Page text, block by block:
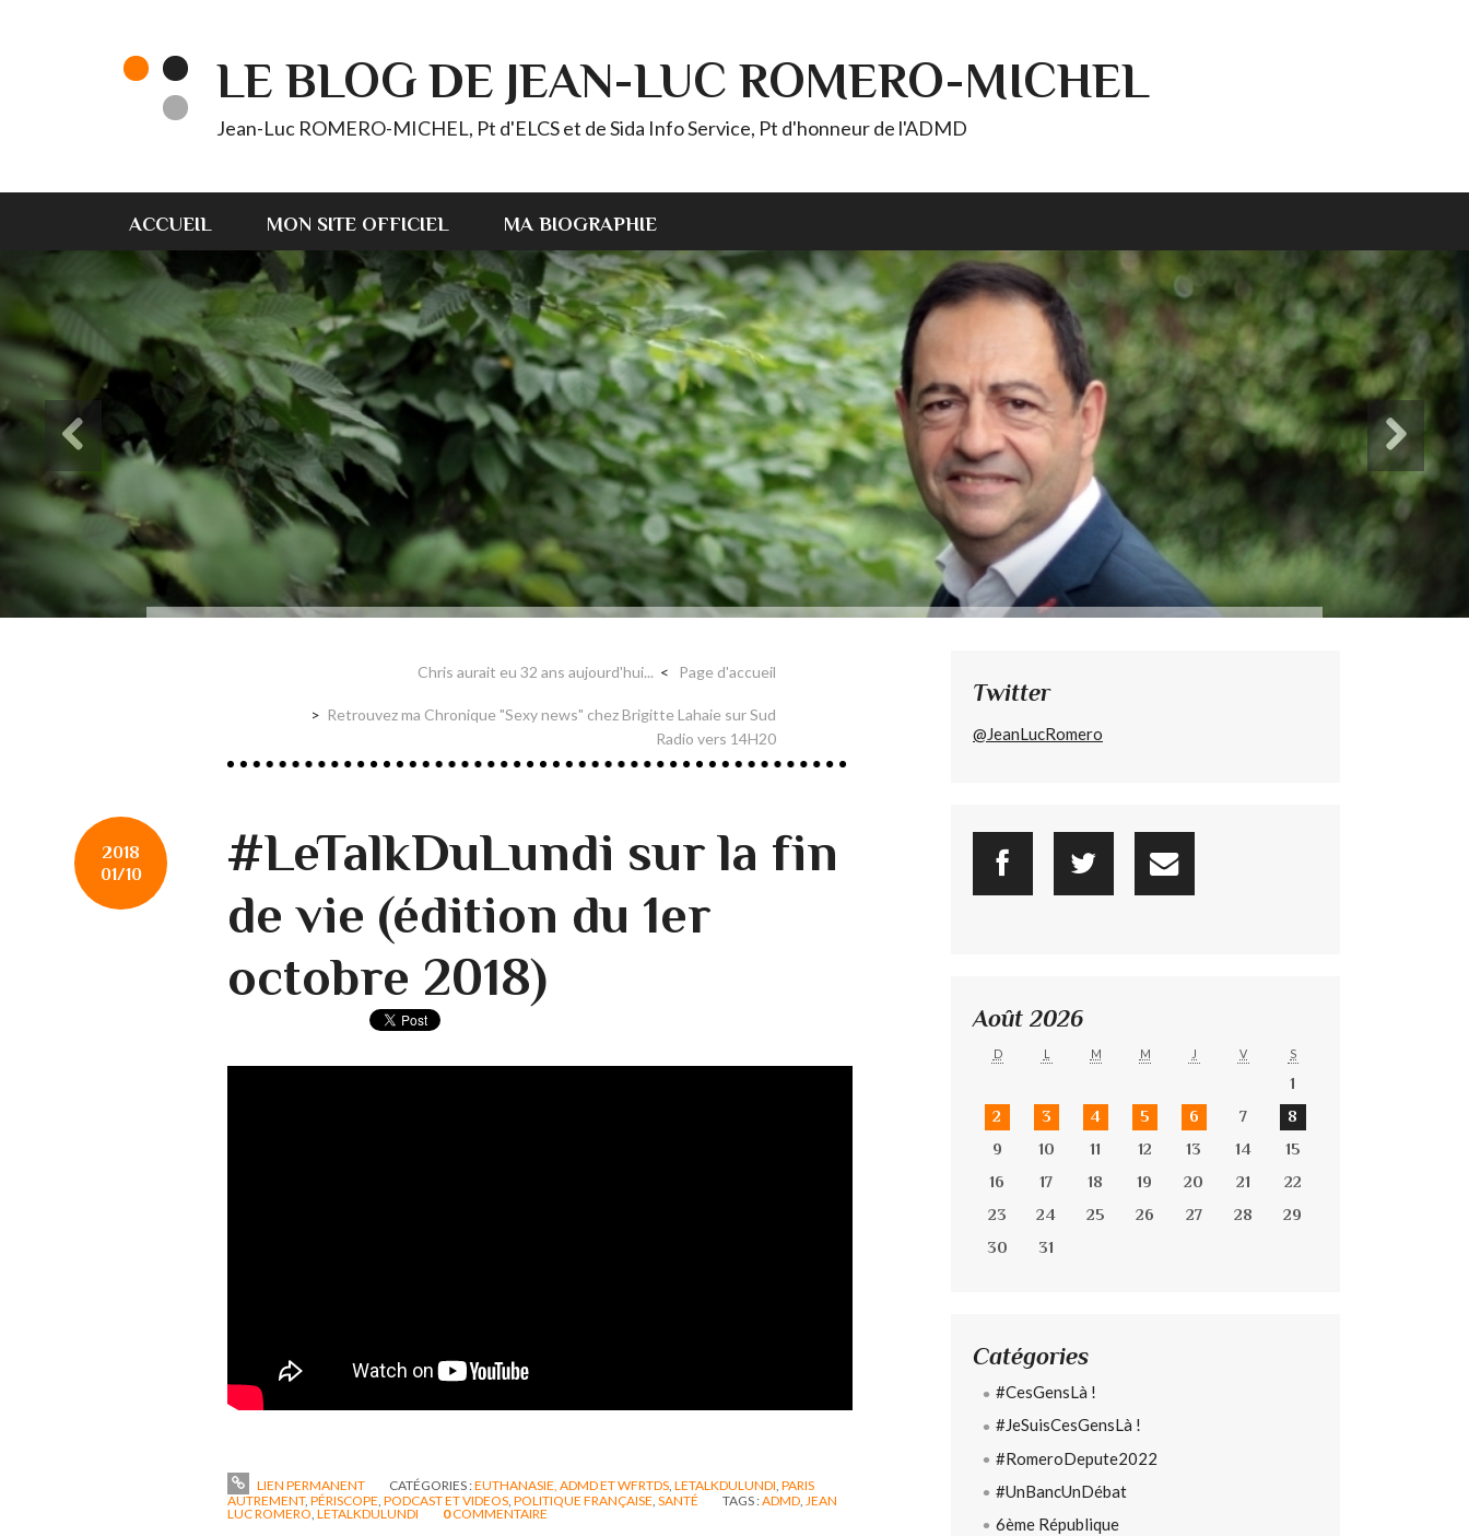
LE BLOG DE JEAN-LUC ROMERO-MICHEL
Jean-Luc ROMERO-MICHEL, Pt d'ELCS et de Sida Info Service, Pt d'honneur de l'ADMD
ACCUEIL MON SITE OFFICIEL MA BIOGRAPHIE
Chris aurait eu 32 ans aujourd'hui... Page d'accueil
Retrouvez ma Chronique "Sexy news" chez Brigitte Lahaie sur Sud
Radio vers 14H20
2018
01/10
#LeTalkDuLundi sur la fin
de vie (édition du 1er
octobre 2018)
LIEN PERMANENT CATÉGORIES :EUTHANASIE, ADMD ET WFRTDS LETALKDULUNDI PARIS
AUTREMENT, PÉRISCOPE, PODCAST ET VIDEOS, POLITIQUE FRANÇAISE, SANTÉ TAGS :ADMD, JEAN
LUC ROMERO, LETALKDULUNDI 0COMMENTAIRE
Twitter
@JeanLucRomero
Août 2026
D L M M J V S
1
2
3 4 5 6 7
8
9
10 11 12 13 14
15
16
17 18 19 20 21
22
23
24 25 26 27 28
29
30
31
Catégories
#CesGensLà !
#JeSuisCesGensLà !
#RomeroDepute2022
#UnBancUnDébat
6ème République